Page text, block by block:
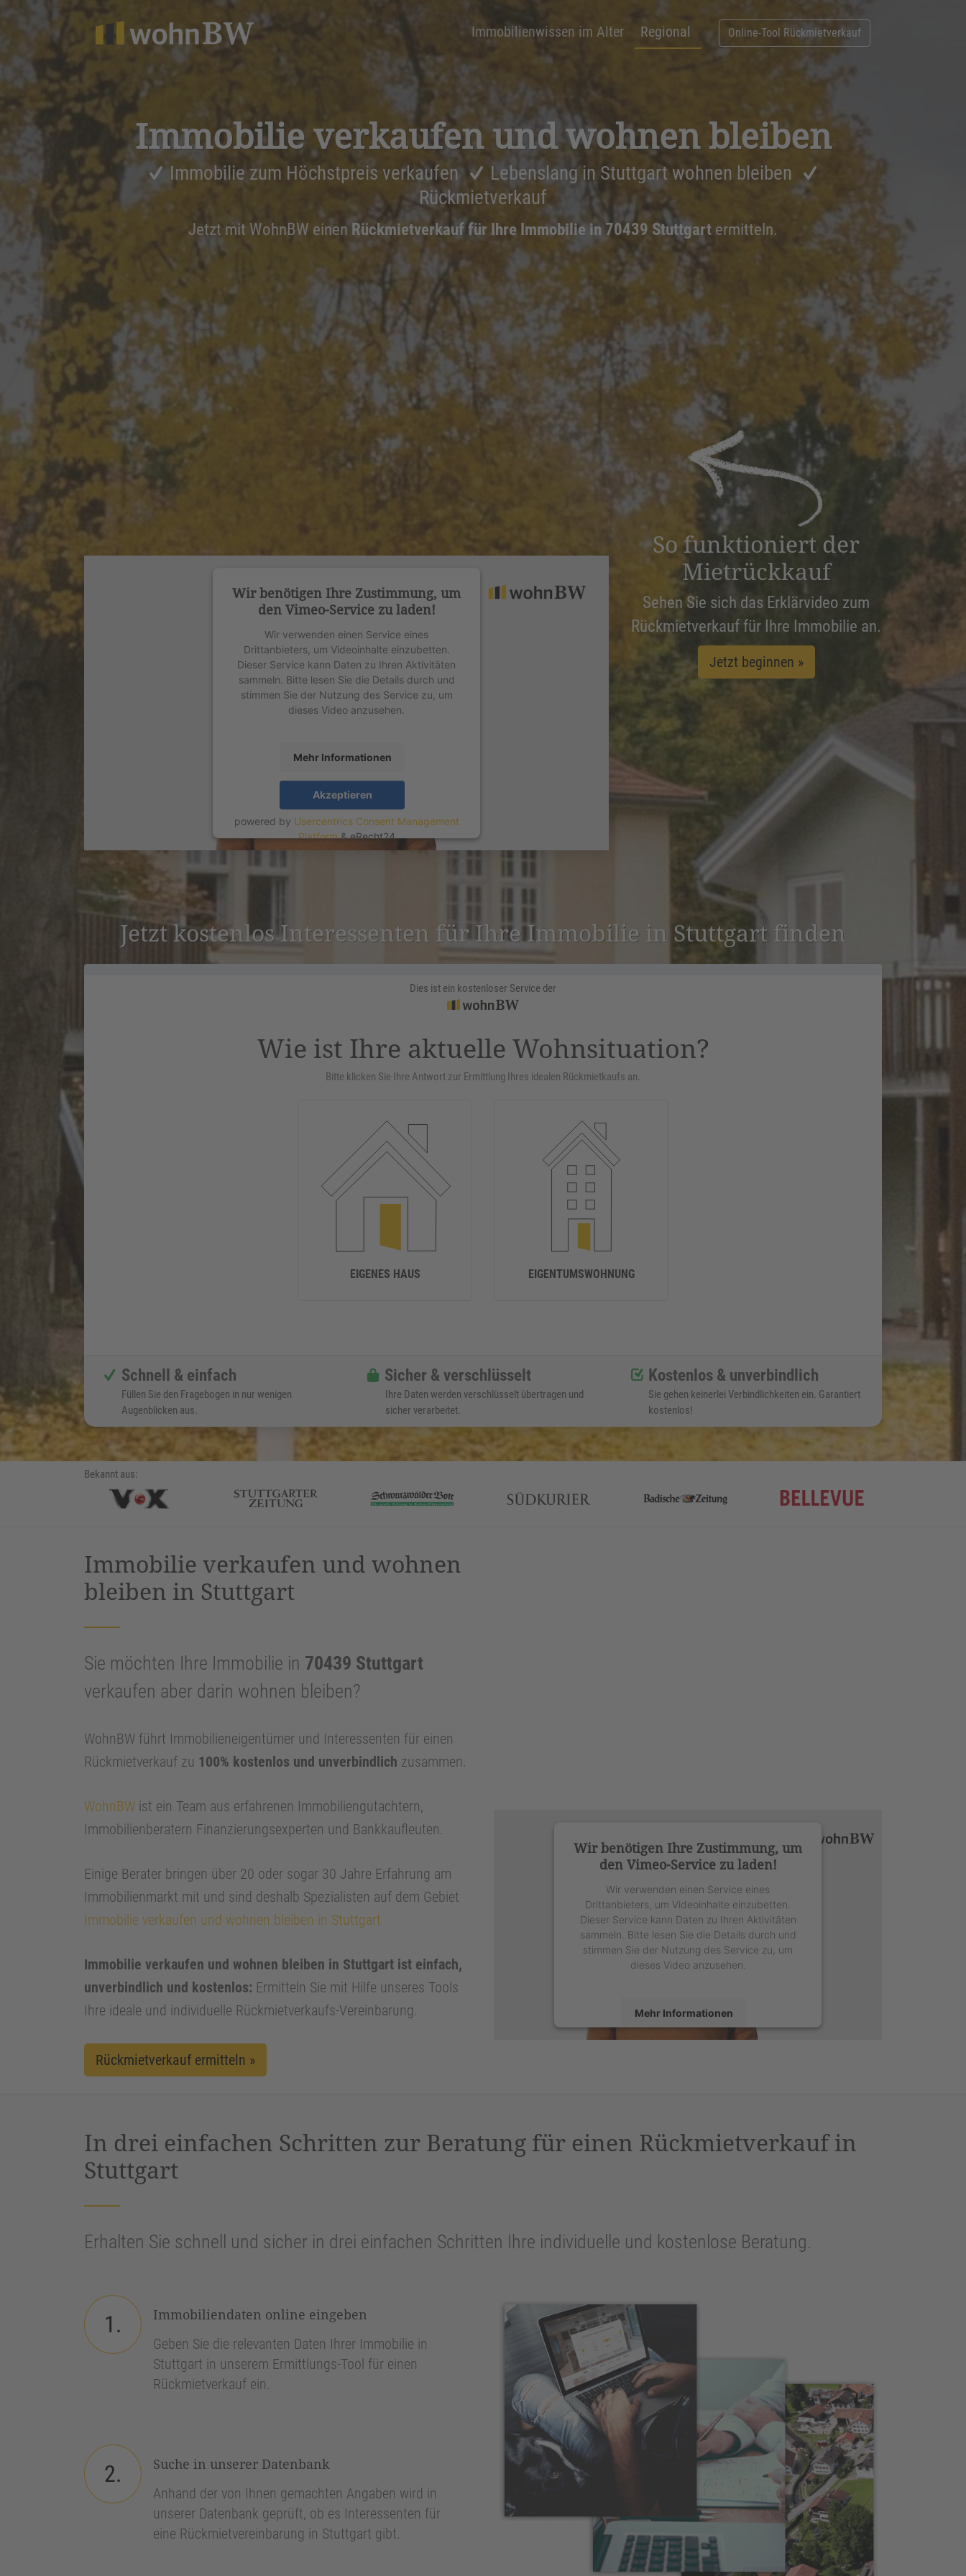
Immobilienwissen im Alter Regional Online-Tool Rückmietverkauf
Immobilie verkaufen und wohnen bleiben
Immobilie zum Höchstpreis verkaufen
Lebenslang in Stuttgart wohnen bleiben
Rückmietverkauf
Jetzt mit WohnBW einen Rückmietverkauf für Ihre Immobilie in 70439 Stuttgart ermitteln.
Wir benötigen Ihre Zustimmung, um
den Vimeo-Service zu laden!
Wir verwenden einen Service eines
Drittanbieters, um Videoinhalte einzubetten.
Dieser Service kann Daten zu Ihren Aktivitäten
sammeln. Bitte lesen Sie die Details durch und
stimmen Sie der Nutzung des Service zu, um
dieses Video anzusehen.
Mehr Informationen
Akzeptieren
powered by Usercentrics Consent Management
Platform&eRecht24
So funktioniert der
Mietrückkauf
Sehen Sie sich das Erklärvideo zum
Rückmietverkauf für Ihre Immobilie an.
Jetzt beginnen »
Jetzt kostenlos Inter­es­senten für Ihre Immobilie in Stuttgart finden
Dies ist ein kostenloser Service der
Wie ist Ihre aktuelle Wohnsituation?
Bitte klicken Sie Ihre Antwort zur Ermittlung Ihres idealen Rückmietkaufs an.
EIGENES HAUS EIGENTUMSWOHNUNG
Schnell & einfach
Füllen Sie den Fragebogen in nur wenigen
Augenblicken aus.
Sicher & verschlüsselt
Ihre Daten werden verschlüsselt übertragen und
sicher verarbeitet.
Kostenlos & unverbindlich
Sie gehen keinerlei Verbindlichkeiten ein. Garantiert
kostenlos!
Bekannt aus:
Immobilie verkaufen und wohnen
bleiben in Stuttgart
Sie möchten Ihre Immobilie in 70439 Stuttgart
verkaufen aber darin wohnen bleiben?
WohnBW führt Immobilieneigentümer und Interessenten für einen
Rückmietverkauf zu 100% kostenlos und unverbindlich zusammen.
WohnBW ist ein Team aus erfahrenen Immobiliengutachtern,
Immobilienberatern Finanzierungsexperten und Bankkaufleuten.
Einige Berater bringen über 20 oder sogar 30 Jahre Erfahrung am
Immobilienmarkt mit und sind deshalb Spezialisten auf dem Gebiet
Immobilie verkaufen und wohnen bleiben in Stuttgart
Immobilie verkaufen und wohnen bleiben in Stuttgart ist einfach,
unverbindlich und kostenlos: Ermitteln Sie mit Hilfe unseres Tools
Ihre ideale und individuelle Rückmietverkaufs-Vereinbarung.
Rückmietverkauf ermitteln »
Wir benötigen Ihre Zustimmung, um
den Vimeo-Service zu laden!
Wir verwenden einen Service eines
Drittanbieters, um Videoinhalte einzubetten.
Dieser Service kann Daten zu Ihren Aktivitäten
sammeln. Bitte lesen Sie die Details durch und
stimmen Sie der Nutzung des Service zu, um
dieses Video anzusehen.
Mehr Informationen
In drei einfachen Schritten zur Beratung für einen Rückmietverkauf in
Stuttgart
Erhalten Sie schnell und sicher in drei einfachen Schritten Ihre individuelle und kostenlose Beratung.
1.
Immobiliendaten online eingeben
Geben Sie die relevanten Daten Ihrer Immobilie in
Stuttgart in unserem Ermittlungs-Tool für einen
Rückmietverkauf ein.
2.
Suche in unserer Datenbank
Anhand der von Ihnen gemachten Angaben wird in
unserer Datenbank geprüft, ob es Interessenten für
eine Rückmietvereinbarung in Stuttgart gibt.